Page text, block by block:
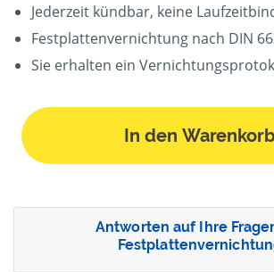
Jederzeit kündbar, keine
Festplattenvernichtung nach DIN
Sie erhalten ein
In den Warenkorb
Antworten auf Ihre